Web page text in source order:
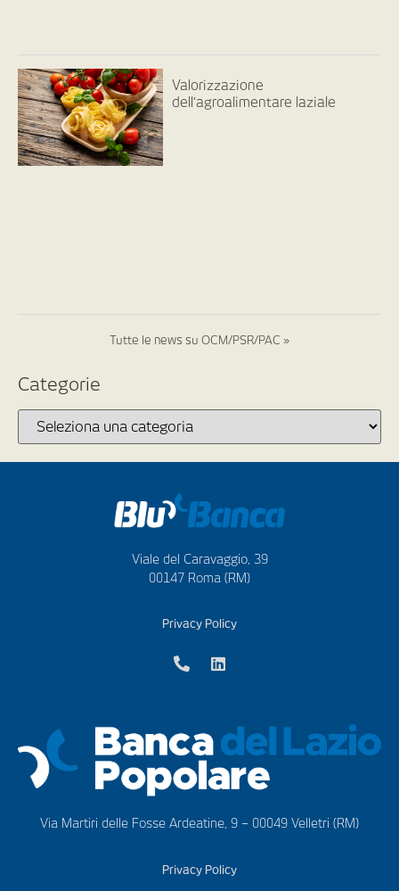
Valorizzazione
dell’agroalimentare laziale
Tutte le news su OCM/PSR/PAC »
Categorie
Viale del Caravaggio, 39
00147 Roma (RM)
Privacy Policy
Via Martiri delle Fosse Ardeatine, 9 – 00049 Velletri (RM)
Privacy Policy